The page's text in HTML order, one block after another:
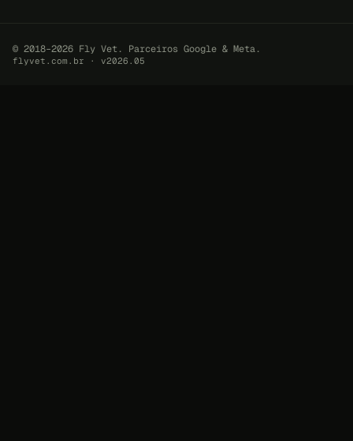
© 2018–2026 Fly Vet. Parceiros Google & Meta.
flyvet.com.br · v2026.05